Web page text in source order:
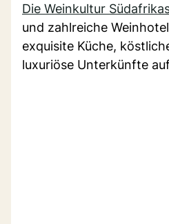
Die Weinkultur
und zahlreiche
exquisite Küche,
luxuriöse Unterkünfte